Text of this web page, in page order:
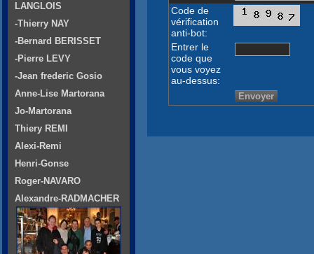
Code de
vérification
anti-bot:
Entrer le
code que
vous voyez
au-dessus:
LANGLOIS
-Thierry NAY
-Bernard BERISSET
-Pierre LEVY
-Jean frederic Gosio
Anne-Lise Martorana
Jo-Martorana
Thiery REMI
Alexi-Remi
Henri-Gonse
Roger-NAVARO
Alexandre-RADMACHER